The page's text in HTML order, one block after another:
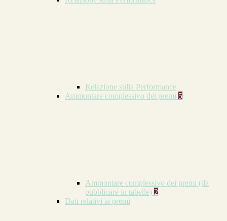
Relazione sulla Performance
Ammontare complessivo dei premi 5
Ammontare complessivo dei premi (da
pubblicare in tabelle) 2
Dati relativi ai premi